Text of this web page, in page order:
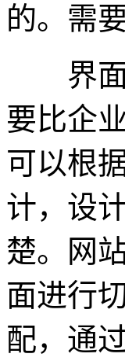
的。需
界面
要比企
可以根
计，设
楚。网
面进行
配，通